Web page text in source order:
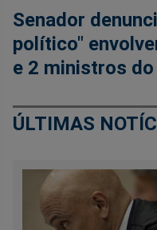
Senador
político"
e 2 ministros
ÚLTIMAS